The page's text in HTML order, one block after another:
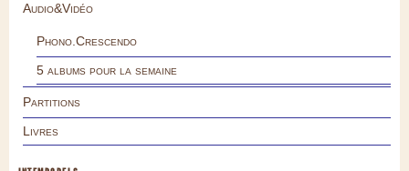
Audio&Vidéo
Phono.Crescendo
5 albums pour la semaine
Partitions
Livres